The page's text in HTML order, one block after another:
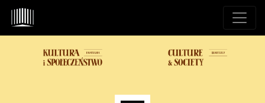
Przejdź do głównego menu
Przejdź do sekcji głównej
Przejdź do stopki